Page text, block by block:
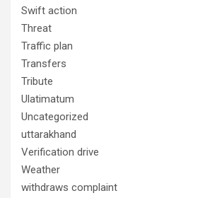
Swift action
Threat
Traffic plan
Transfers
Tribute
Ulatimatum
Uncategorized
uttarakhand
Verification drive
Weather
withdraws complaint